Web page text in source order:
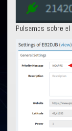
Pulsamos sobre el